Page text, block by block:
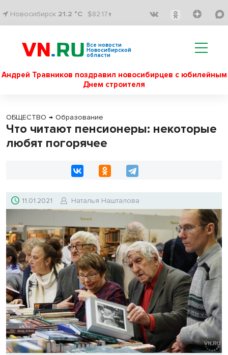
Новосибирск 21.2 °C $82.17↑
Все новости
Новосибирской
области
Андрей Травников поздравил новосибирцев с юбилейным
Днем строителя
ОБЩЕСТВО → Образование
Что читают пенсионеры: некоторые
любят погорячее
11.01.2021 Наталья Нашталова